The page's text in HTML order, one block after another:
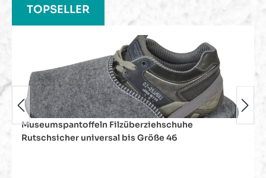
TOPSELLER
Schnellspannstütze Teleskopstange Klemmstütze
195 - 360 cm